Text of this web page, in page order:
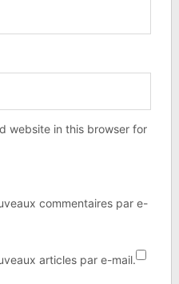
website in this browser for
commentaires par e-
articles par e-mail.